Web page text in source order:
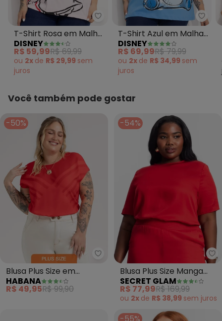
Disney - T-Shirt Rosa em
T-Shirt Rosa em Malha
de Algodão Penteado
DISNEY
R$ 59,99R$ 69,99
ou 2x de R$ 29,99 sem
juros
T-Shirt Azul em Malha
de Algodão Penteado
DISNEY
R$ 69,99R$ 79,99
ou 2x de R$ 34,99 sem
juros
Você também pode gostar
-50%
Blusa Plus Size em
Misturinha (Vermelho)
HABANA
R$ 49,95R$ 99,90
-54%
Blusa Plus Size Manga
Curta (Vermelho)
SECRET GLAM
R$ 77,99R$ 169,99
ou 2x de R$ 38,99 sem juros